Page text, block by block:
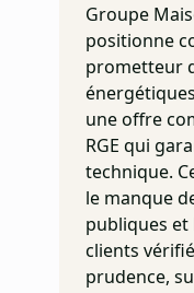
Groupe
positionne
prometteur
une offre
RGE qui
technique.
le manque
publiques et
clients
prudence,